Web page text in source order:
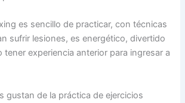
es sencillo de practicar, con técnicas
sufrir lesiones, es energético, divertido
tener experiencia anterior para ingresar a
gustan de la práctica de ejercicios